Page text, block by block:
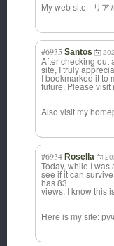
My web site - リア
#6935 Santos
After checking out
site, I truly
I bookmarked it to
future. Please visit
Also visit my
#6934 Rosella
Today, while I was
see if it can
has 83
views. I know this
Here is my site: